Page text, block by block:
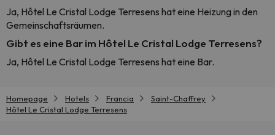
Ja, Hôtel Le Cristal Lodge Terresens hat eine Heizung in den
Gemeinschaftsräumen.
Gibt es eine Bar im Hôtel Le Cristal Lodge Terresens?
Ja, Hôtel Le Cristal Lodge Terresens hat eine Bar.
Homepage Hotels Francia
Saint-Chaffrey
Hôtel Le Cristal Lodge Terresens